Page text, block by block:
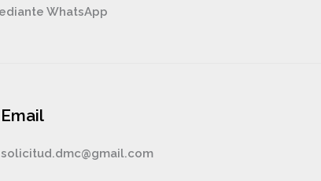
WhatsApp
Email
solicitud.dmc@gmail.com